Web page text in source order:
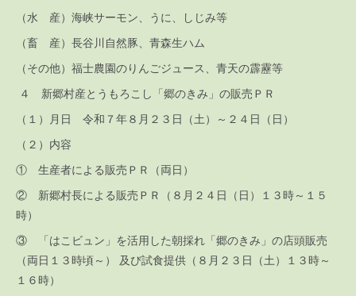
（水 産）海峡サーモン、うに、しじみ等
（畜 産）長谷川自然豚、青森生ハム
（その他）福士農園のりんごジュース、青天の霹靂等
４ 新郷村産とうもろこし「郷のきみ」の販売ＰＲ
（１）月日 令和７年８月２３日（土）～２４日（日）
（２）内容
① 生産者による販売ＰＲ（両日）
② 新郷村長による販売ＰＲ（８月２４日（日）１３時～１５
時）
③ 「はこビュン」を活用した朝採れ「郷のきみ」の店頭販売
（両日１３時頃～） 及び試食提供（８月２３日（土）１３時～
１６時）